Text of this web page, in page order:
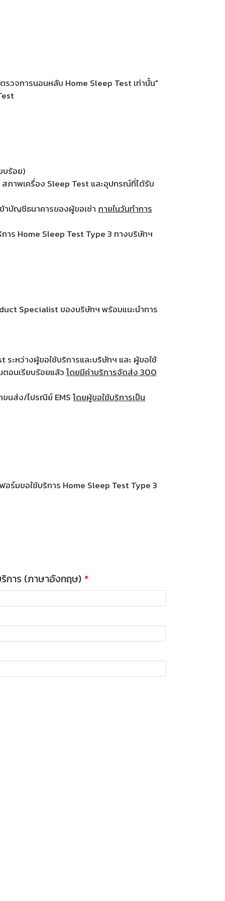
รวจการนอนหลับ Home Sleep Test เท่านั้น"
บร้อย)
ภาพเครื่อง Sleep Test และอุปกรณ์ที่ได้รับ
าบัญชีธนาคารของผู้ขอเช่า ภายในวันทำการ
าร Home Sleep Test Type 3 ทางบริษัทฯ
Specialist ของบริษัทฯ พร้อมแนะนำการ
ะหว่างผู้ขอใช้บริการและบริษัทฯ และ ผู้ขอใช้
อนเรียบร้อยแล้วโดยมีค่าบริการจัดส่ง 300
ขนส่ง/ไปรณีย์ EMSโดยผู้ขอใช้บริการเป็น
ร์มขอใช้บริการ Home Sleep Test Type 3
การ (ภาษาอังกฤษ)